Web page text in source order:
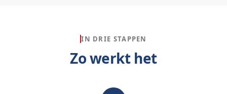
IN DRIE STAPPEN
Zo werkt het